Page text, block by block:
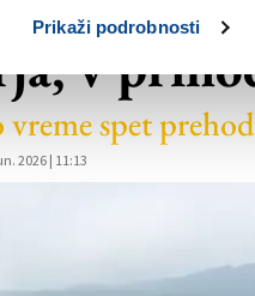
Prikaži podrobnosti
v
vreme spet
2026 | 11:13